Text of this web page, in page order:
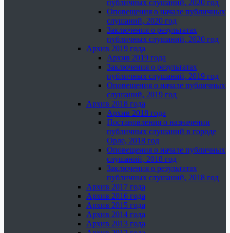
публичных слушаний, 2020 год
Оповещения о начале публичных
слушаний, 2020 год
Заключения о результатах
публичных слушаний, 2020 год
Архив 2019 года
Архив 2019 года
Заключения о результатах
публичных слушаний, 2019 год
Оповещения о начале публичных
слушаний, 2019 год
Архив 2018 года
Архив 2018 года
Постановления о назначении
публичных слушаний в городе
Орле, 2018 год
Оповещения о начале публичных
слушаний, 2018 год
Заключения о результатах
публичных слушаний, 2018 год
Архив 2017 года
Архив 2016 года
Архив 2015 года
Архив 2014 года
Архив 2013 года